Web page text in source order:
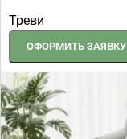
Треви
ОФОРМИТЬ ЗАЯВКУ